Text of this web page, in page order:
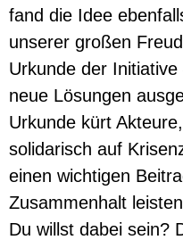
fand die Idee
unserer großen
Urkunde der
neue Lösungen
Urkunde kürt
solidarisch auf
einen wichtigen
Zusammenhalt
Du willst dabei sein?